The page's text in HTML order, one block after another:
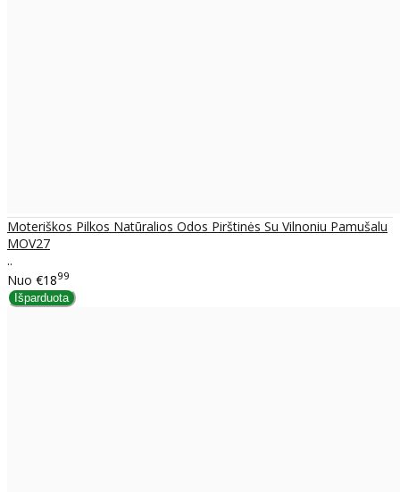
Moteriškos Pilkos Natūralios Odos Pirštinės Su Vilnoniu Pamušalu
MOV27
..
Nuo €1899